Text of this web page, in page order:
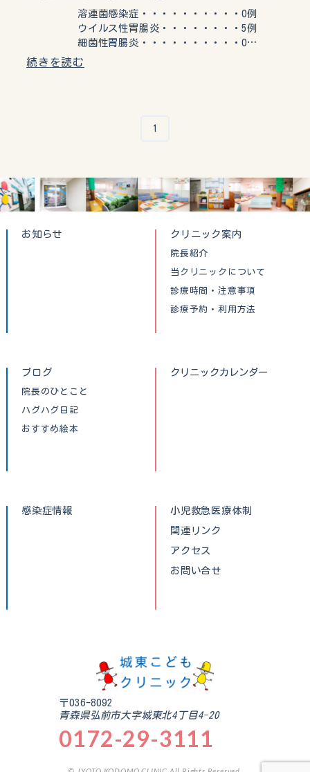
溶連菌感染症・・・・・・・・・・0例
ウイルス性胃腸炎・・・・・・・・5例
細菌性胃腸炎・・・・・・・・・・0…
続きを読む
1
お知らせ クリニック案内
院長紹介
当クリニックについて
診療時間・注意事項
診療予約・利用方法
ブログ
院長のひとこと
ハグハグ日記
おすすめ絵本
クリニックカレンダー
感染症情報
小児救急医療体制
関連リンク
アクセス
お問い合せ
〒036-8092
青森県弘前市大字城東北4丁目4-20
0172-29-3111